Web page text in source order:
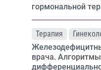
гормональной
Терапия
врача.